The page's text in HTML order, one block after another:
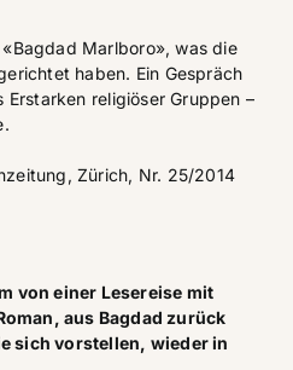
Marlboro», was die
haben. Ein Gespräch
religiöser Gruppen –
, Zürich, Nr. 25/2014
von einer Lesereise mit
aus Bagdad zurück
sich vorstellen, wieder in